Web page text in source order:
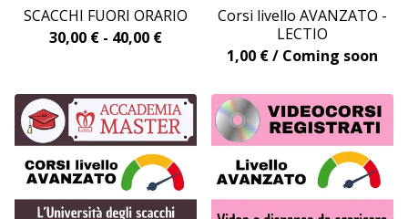
SCACCHI FUORI ORARIO
30,00 € - 40,00 €
Corsi livello AVANZATO -
LECTIO
1,00 €/ Coming soon